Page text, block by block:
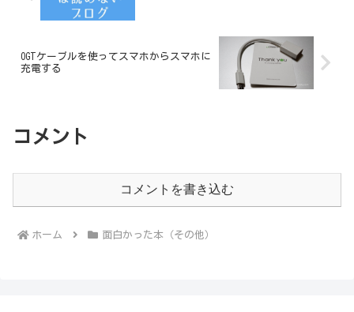
OGTケーブルを使ってスマホからスマホに
充電する
コメント
コメントを書き込む
ホーム 面白かった本（その他）